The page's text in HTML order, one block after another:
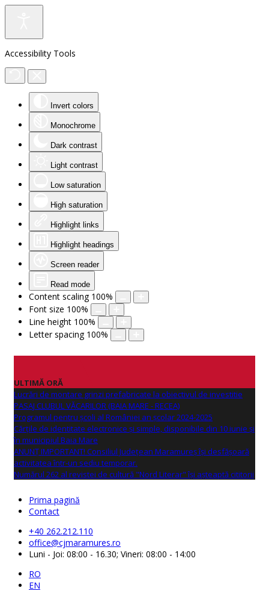
Accessibility Tools
Invert colors
Monochrome
Dark contrast
Light contrast
Low saturation
High saturation
Highlight links
Highlight headings
Screen reader
Read mode
Content scaling 100%
Font size 100%
Line height 100%
Letter spacing 100%
ULTIMĂ ORĂ
Lucrări de montare grinzi prefabricate la obiectivul de investitie
PASAJ CLUBUL VĂCARILOR (BAIA MARE - RECEA)
Programul pentru școli al României an școlar 2024-2025
Cărțile de identitate electronice și simple, disponibile din 10 iunie și
în municipiul Baia Mare
ANUNŢ IMPORTANT! Consiliul Județean Maramureș își desfășoară
activitatea într-un sediu temporar.
Numărul 262 al revistei de cultură "Nord Literar" își așteaptă cititorii
Prima pagină
Contact
+40 262.212.110
office@cjmaramures.ro
Luni - Joi: 08:00 - 16.30; Vineri: 08:00 - 14:00
RO
EN